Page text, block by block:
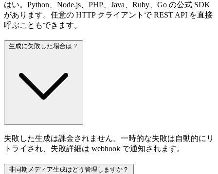
はい。Python、Node.js、PHP、Java、Ruby、Go の公式 SDK
があります。任意の HTTP クライアントで REST API を直接
呼ぶこともできます。
生成に失敗した場合は？
失敗した生成は課金されません。一時的な失敗は自動的にリ
トライされ、失敗詳細は webhook で通知されます。
非同期メディア生成はどう管理しますか？